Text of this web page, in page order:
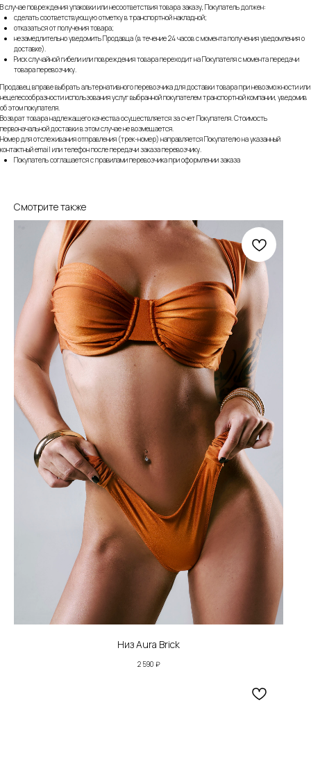
В случае повреждения упаковки или несоответствия товара заказу, Покупатель должен:
сделать соответствующую отметку в транспортной накладной;
отказаться от получения товара;
незамедлительно уведомить Продавца (в течение 24 часов с момента получения уведомления о
доставке).
Риск случайной гибели или повреждения товара переходит на Покупателя с момента передачи
товара перевозчику.
Продавец вправе выбрать альтернативного перевозчика для доставки товара при невозможности или
нецелесообразности использования услуг выбранной покупателем транспортной компании, уведомив
об этом покупателя.
Возврат товара надлежащего качества осуществляется за счет Покупателя. Стоимость
первоначальной доставки в этом случае не возмещается.
Номер для отслеживания отправления (трек-номер) направляется Покупателю на указанный
контактный email или телефон после передачи заказа перевозчику.
Покупатель соглашается с правилами перевозчика при оформлении заказа
Смотрите также
Низ Aura Brick
2 590 ₽